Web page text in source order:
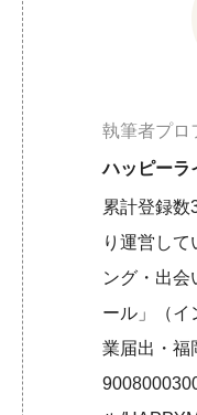
執筆者プロ
ハッピーラ
累計登録数
り運営し
ング・出会
ール」（イ
業届出・福